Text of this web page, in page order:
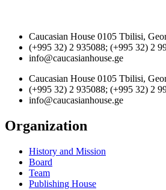
Caucasian House 0105 Tbilisi,
(+995 32) 2 935088; (+995 32) 2
info@caucasianhouse.ge
Caucasian House 0105 Tbilisi,
(+995 32) 2 935088; (+995 32) 2
info@caucasianhouse.ge
Organization
History and Mission
Board
Team
Publishing House